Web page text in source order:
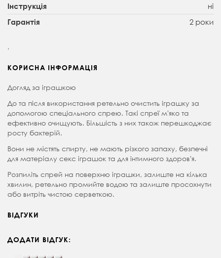
Інструкція ні
Гарантія 2 роки
.
КОРИСНА ІНФОРМАЦІЯ
Догляд за іграшкою
До та після використання ретельно очистить іграшку за
допомогою спеціального спрею. Такі спреї мʼяко та
ефективно очищують. Більшість з них також перешкоджає
росту бактерій.
Вони не містять спирту, не мають різкого запаху, безпечні
для матеріалу секс іграшок та для інтимного здоровʼя.
Розпиліть спрей на поверхню іграшки, залиште на кілька
хвилин, ретельно промийте водою та залиште просохнути
або витріть чистою серветкою.
ВІДГУКИ
ДОДАТИ ВІДГУК: